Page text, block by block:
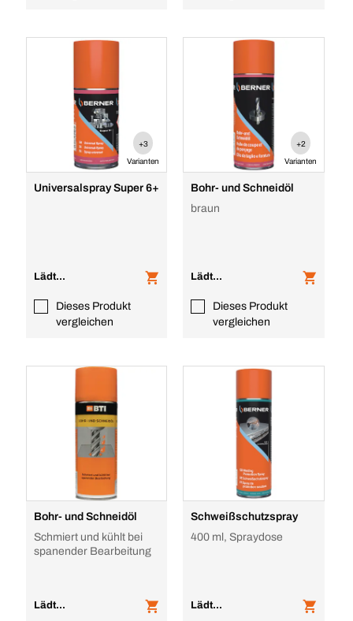
+3
Varianten
Universalspray Super 6+
Lädt...
Dieses Produkt
vergleichen
+2
Varianten
Bohr- und Schneidöl
braun
Lädt...
Dieses Produkt
vergleichen
Bohr- und Schneidöl
Schmiert und kühlt bei
spanender Bearbeitung
Lädt...
Schweißschutzspray
400 ml, Spraydose
Lädt...